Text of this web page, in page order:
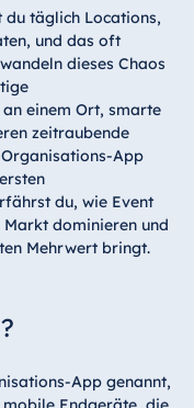
täglich Locations,
und das oft
dieses Chaos
einem Ort, smarte
zeitraubende
App
du, wie Event
dominieren und
Mehrwert bringt.
App genannt,